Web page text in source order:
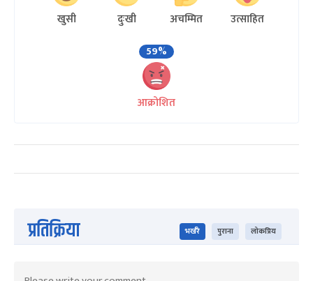
खुसी दुःखी अचम्मित
उत्साहित
59%
आक्रोशित
प्रतिक्रिया भर्खरै पुराना लोकप्रिय